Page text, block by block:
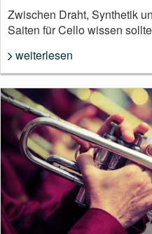
Zwischen Draht, Synthetik
Saiten für Cello wissen
weiterlesen